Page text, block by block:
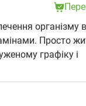
організму
Просто
графіку і